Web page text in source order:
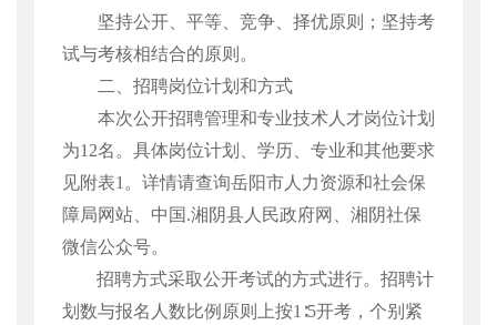
坚持公开、平等、竞争、择优原则；坚持考
试与考核相结合的原则。
二、招聘岗位计划和方式
本次公开招聘管理和专业技术人才岗位计划
为12名。具体岗位计划、学历、专业和其他要求
见附表1 。详情请查询岳阳市人力资源和社会保
障局网站、中国 .湘阴县人民政府网、湘阴社保
微信公众号。
招聘方式采取公开考试的方式进行。招聘计
划数与报名人数比例原则上按1 ∶5开考，个别紧